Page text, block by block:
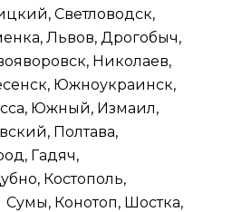
Светловодск,
Львов, Дрогобыч,
Николаев,
Южноукраинск,
Южный, Измаил,
Полтава,
Гадяч,
Костополь,
Сумы, Конотоп, Шостка,